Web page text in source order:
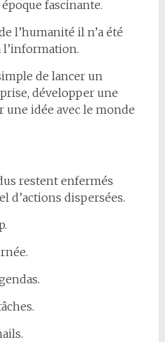
fascinante.
l’humanité il n’a été
l’information.
de lancer un
développer une
idée avec le monde
restent enfermés
d’actions dispersées.